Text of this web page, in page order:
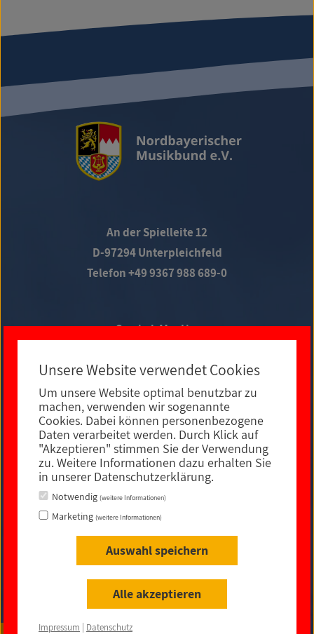
An der Spielleite 12
D-97294 Unterpleichfeld
Telefon +49 9367 988 689-0
Social Media
E-MAIL KONTAKT
© 2021
Unsere Website verwendet Cookies
Um unsere Website optimal benutzbar zu
machen, verwenden wir sogenannte
Cookies. Dabei können personenbezogene
Daten verarbeitet werden. Durch Klick auf
"Akzeptieren" stimmen Sie der Verwendung
zu. Weitere Informationen dazu erhalten Sie
in unserer Datenschutzerklärung.
Notwendig (weitere Informationen)
Marketing (weitere Informationen)
Auswahl speichern
Alle akzeptieren
Impressum Datenschutz